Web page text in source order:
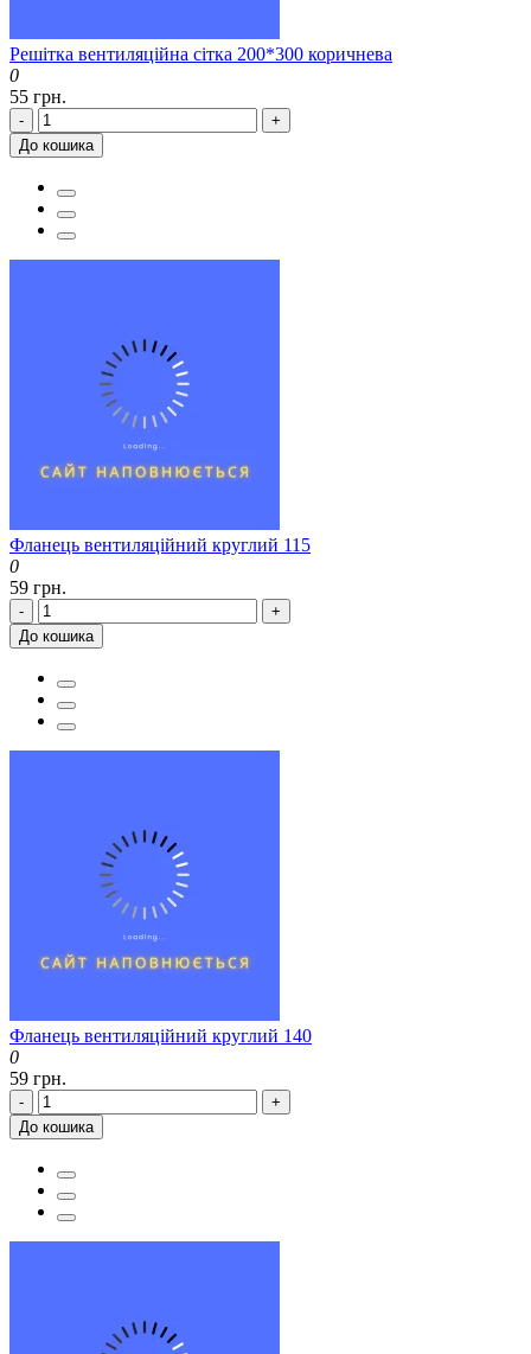
Решітка вентиляційна сітка 200*300 коричнева
0
55 грн.
-
+
До кошика
Фланець вентиляційний круглий 115
0
59 грн.
-
+
До кошика
Фланець вентиляційний круглий 140
0
59 грн.
-
+
До кошика